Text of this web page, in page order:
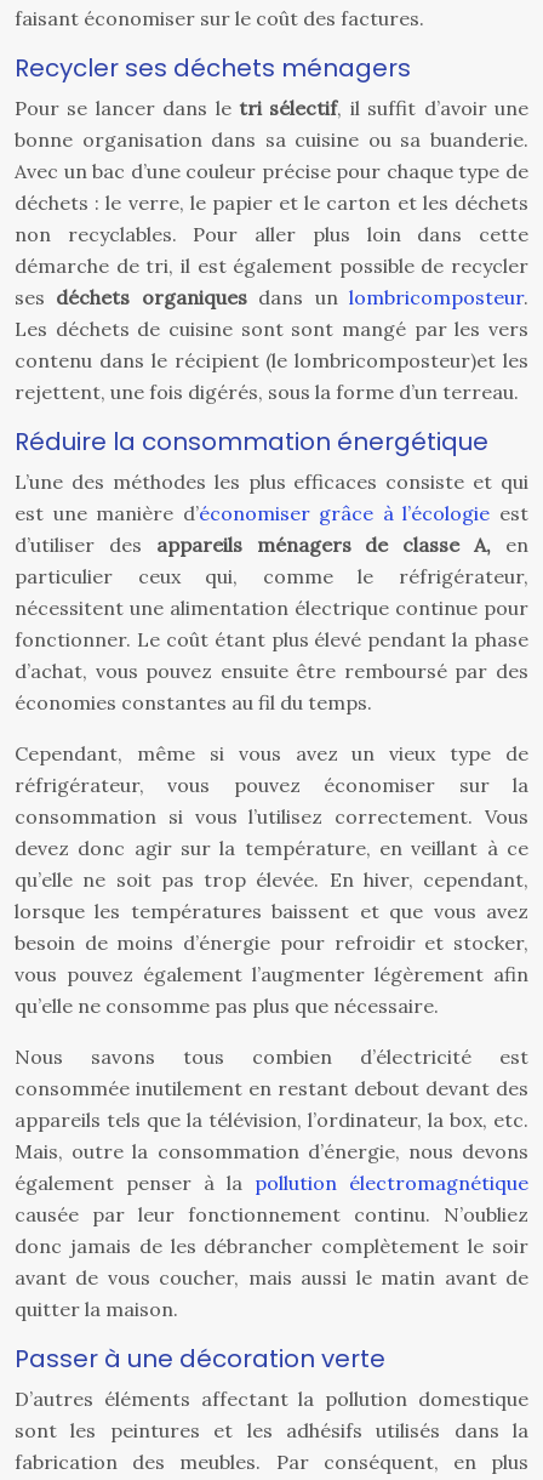
faisant économiser sur le coût des factures.
Recycler ses déchets ménagers
Pour se lancer dans le tri sélectif, il suffit d’avoir une
bonne organisation dans sa cuisine ou sa buanderie.
Avec un bac d’une couleur précise pour chaque type de
déchets : le verre, le papier et le carton et les déchets
non recyclables. Pour aller plus loin dans cette
démarche de tri, il est également possible de recycler
ses déchets organiquesdans unlombricomposteur.
Les déchets de cuisine sont sont mangé par les vers
contenu dans le récipient (le lombricomposteur)et les
rejettent, une fois digérés, sous la forme d’un terreau.
Réduire la consommation énergétique
L’une des méthodes les plus efficaces consiste et qui
est une manière d’économiser grâce à l’écologie est
d’utiliser des appareils ménagers de classe A, en
particulier ceux qui, comme le réfrigérateur,
nécessitent une alimentation électrique continue pour
fonctionner. Le coût étant plus élevé pendant la phase
d’achat, vous pouvez ensuite être remboursé par des
économies constantes au fil du temps.
Cependant, même si vous avez un vieux type de
réfrigérateur, vous pouvez économiser sur la
consommation si vous l’utilisez correctement. Vous
devez donc agir sur la température, en veillant à ce
qu’elle ne soit pas trop élevée. En hiver, cependant,
lorsque les températures baissent et que vous avez
besoin de moins d’énergie pour refroidir et stocker,
vous pouvez également l’augmenter légèrement afin
qu’elle ne consomme pas plus que nécessaire.
Nous savons tous combien d’électricité est
consommée inutilement en restant debout devant des
appareils tels que la télévision, l’ordinateur, la box, etc.
Mais, outre la consommation d’énergie, nous devons
également penser à la pollution électromagnétique
causée par leur fonctionnement continu. N’oubliez
donc jamais de les débrancher complètement le soir
avant de vous coucher, mais aussi le matin avant de
quitter la maison.
Passer à une décoration verte
D’autres éléments affectant la pollution domestique
sont les peintures et les adhésifs utilisés dans la
fabrication des meubles. Par conséquent, en plus